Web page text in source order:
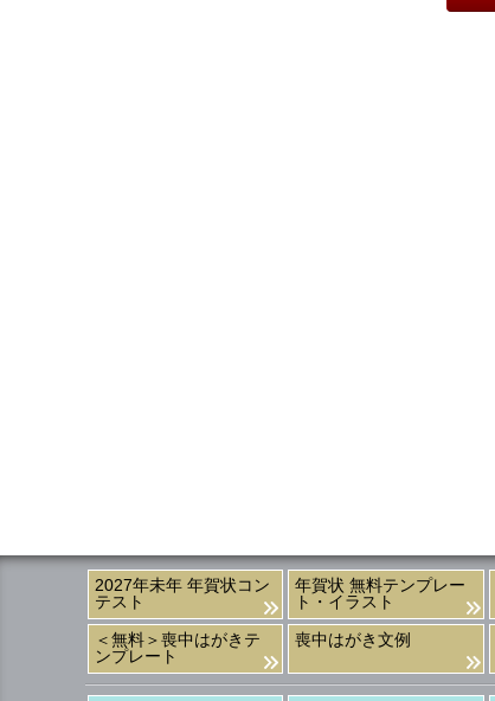
2027年未年 年賀状コン
テスト
年賀状 無料テンプレー
ト・イラスト
＜無料＞喪中はがきテ
ンプレート
喪中はがき文例